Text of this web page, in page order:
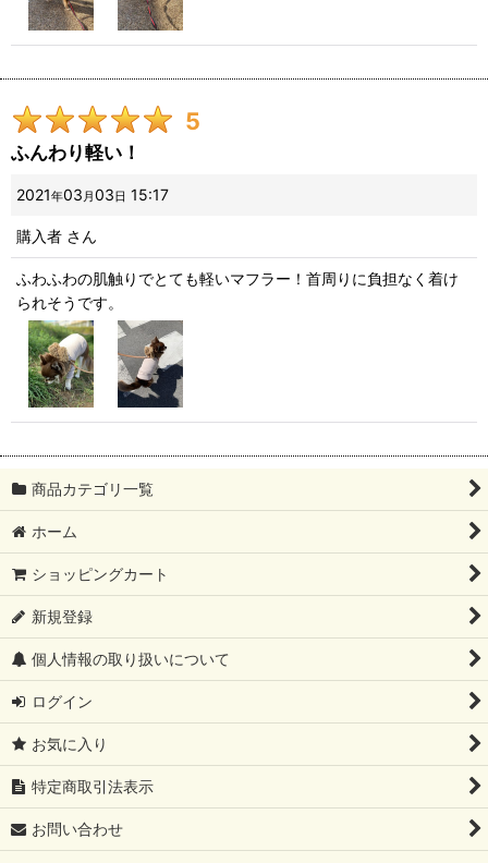
5
ふんわり軽い！
2021年03 月03日 15:17
購入者 さん
ふわふわの肌触りでとても軽いマフラー！首周りに負担なく着け
られそうです。
商品カテゴリ一覧
ホーム
ショッピングカート
新規登録
個人情報の取り扱いについて
ログイン
お気に入り
特定商取引法表示
お問い合わせ